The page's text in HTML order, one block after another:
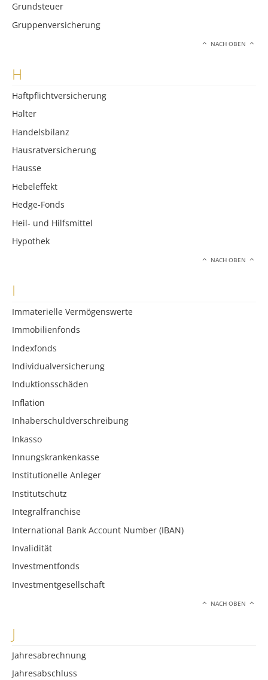
Grundsteuer
Gruppenversicherung
NACH OBEN
H
Haftpflichtversicherung
Halter
Handelsbilanz
Hausratversicherung
Hausse
Hebeleffekt
Hedge-Fonds
Heil- und Hilfsmittel
Hypothek
NACH OBEN
I
Immaterielle Vermögenswerte
Immobilienfonds
Indexfonds
Individualversicherung
Induktionsschäden
Inflation
Inhaberschuldverschreibung
Inkasso
Innungskrankenkasse
Institutionelle Anleger
Institutschutz
Integralfranchise
International Bank Account Number (IBAN)
Invalidität
Investmentfonds
Investmentgesellschaft
NACH OBEN
J
Jahresabrechnung
Jahresabschluss